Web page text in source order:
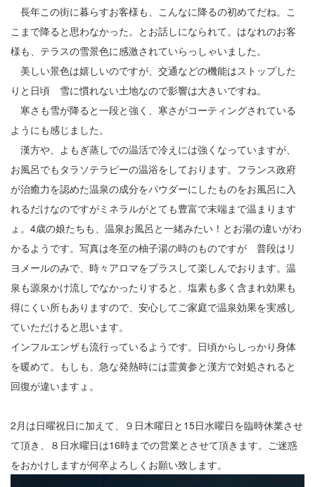
長年この街に暮らすお客様も、こんなに降るの初めてだね。こ
こまで降ると思わなかった。とお話しになられて。はなれのお客
様も、テラスの雪景色に感激されていらっしゃいました。
美しい景色は嬉しいのですが、交通などの機能はストップした
りと日頃 雪に慣れない土地なので影響は大きいですね。
寒さも雪が降ると一段と強く、寒さがコーティングされている
ようにも感じました。
漢方や、よもぎ蒸しでの温活で冷えには強くなっていますが、
お風呂でもタラソテラピーの温浴をしております。フランス政府
が治癒力を認めた温泉の成分をパウダーにしたものをお風呂に入
れるだけなのですがミネラルがとても豊富で末端まで温まります
ょ。4歳の娘たちも、温泉お風呂と一緒みたい！とお湯の違いがわ
かるようです。写真は冬至の柚子湯の時のものですが 普段はリ
ヨメールのみで、時々アロマをプラスして楽しんでおります。温
泉も源泉かけ流しでなかったりすると、塩素も多く含まれ効果も
得にくい所もありますので、安心してご家庭で温泉効果を実感し
ていただけると思います。
インフルエンザも流行っているようです。日頃からしっかり身体
を暖めて。もしも、急な発熱時には霊黄参と漢方で対処されると
回復が違いますょ。
2月は日曜祝日に加えて、９日木曜日と15日水曜日を臨時休業させ
て頂き、８日水曜日は16時までの営業とさせて頂きます。ご迷惑
をおかけしますが何卒よろしくお願い致します。
7
9
10
11
12
13
14
15
16
18
22